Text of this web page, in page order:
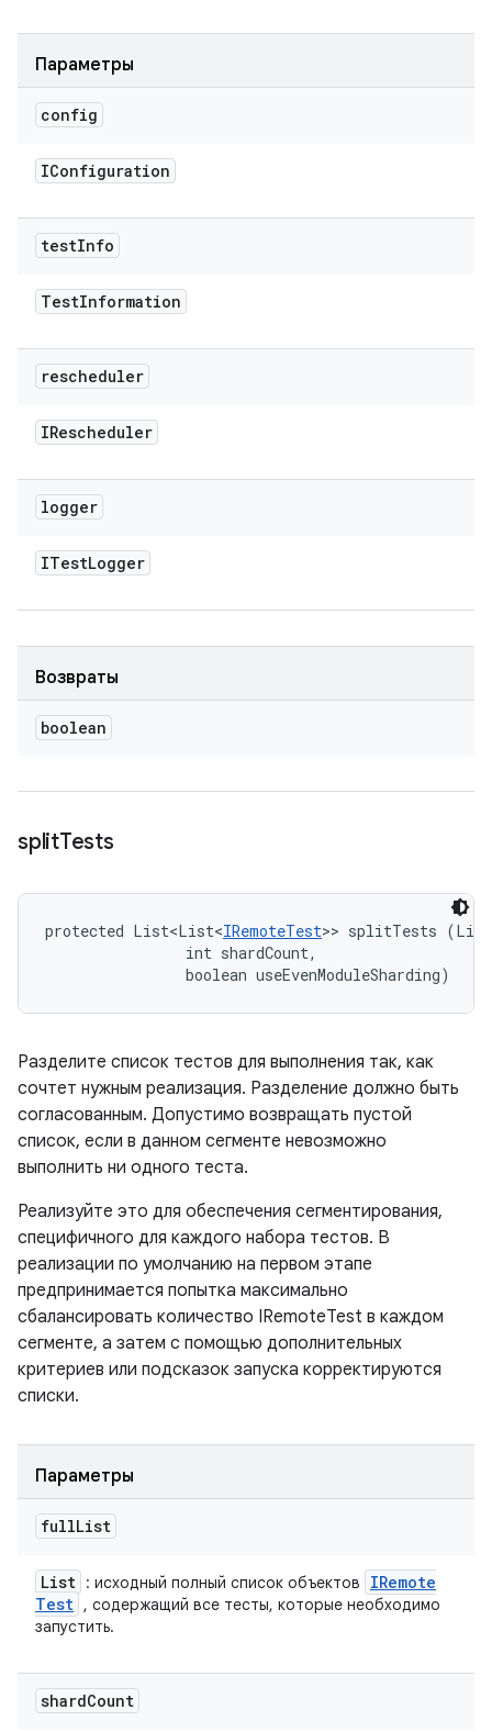
Параметры
config
IConfiguration
testInfo
TestInformation
rescheduler
IRescheduler
logger
ITestLogger
Возвраты
boolean
splitTests
protected List<List<IRemoteTest>> splitTests
                int shardCount,
                boolean useEvenModuleSharding)
Разделите список тестов для выполнения так, как
сочтет нужным реализация. Разделение должно быть
согласованным. Допустимо возвращать пустой
список, если в данном сегменте невозможно
выполнить ни одного теста.
Реализуйте это для обеспечения сегментирования,
специфичного для каждого набора тестов. В
реализации по умолчанию на первом этапе
предпринимается попытка максимально
сбалансировать количество IRemoteTest в каждом
сегменте, а затем с помощью дополнительных
критериев или подсказок запуска корректируются
списки.
Параметры
fullList
List : исходный полный список объектов
IRemote
Test , содержащий все тесты, которые необходимо
запустить.
shardCount